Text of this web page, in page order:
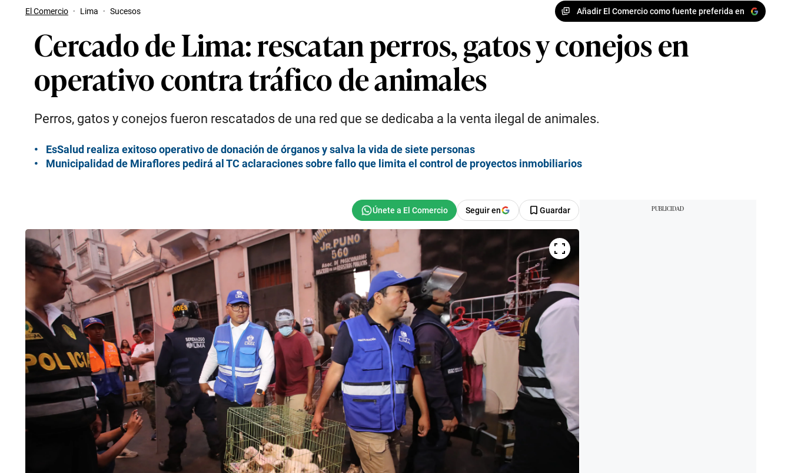
El Comercio · Lima · Sucesos Añadir El Comercio como fuente preferida en
Cercado de Lima: rescatan perros, gatos y conejos en
operativo contra tráfico de animales
Perros, gatos y conejos fueron rescatados de una red que se dedicaba a la venta ilegal de animales.
EsSalud realiza exitoso operativo de donación de órganos y salva la vida de siete personas
Municipalidad de Miraflores pedirá al TC aclaraciones sobre fallo que limita el control de proyectos inmobiliarios
Seguir en Guardar